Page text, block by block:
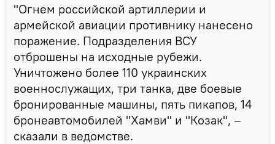
"Огнем российской артиллерии и
армейской авиации противнику нанесено
поражение. Подразделения ВСУ
отброшены на исходные рубежи.
Уничтожено более 110 украинских
военнослужащих, три танка, две боевые
бронированные машины, пять пикапов, 14
бронеавтомобилей "Хамви" и "Козак", –
сказали в ведомстве.